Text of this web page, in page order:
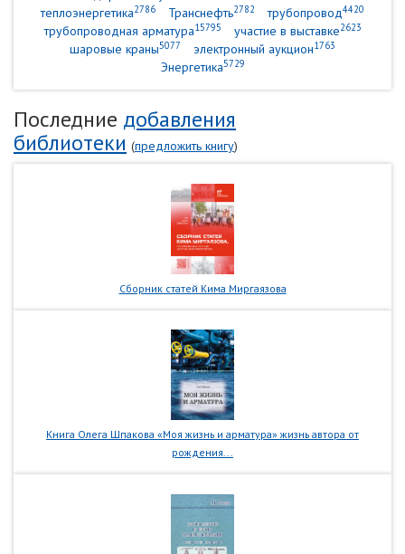
теплоэнергетика2786 Транснефть2782 трубопровод4420
трубопроводная арматура15795 участие в выставке2623
шаровые краны5077 электронный аукцион1763
Энергетика5729
Последние добавления
библиотеки (предложить книгу)
Сборник статей Кима Миргаязова
Книга Олега Шпакова «Моя жизнь и арматура» жизнь автора от
рождения...